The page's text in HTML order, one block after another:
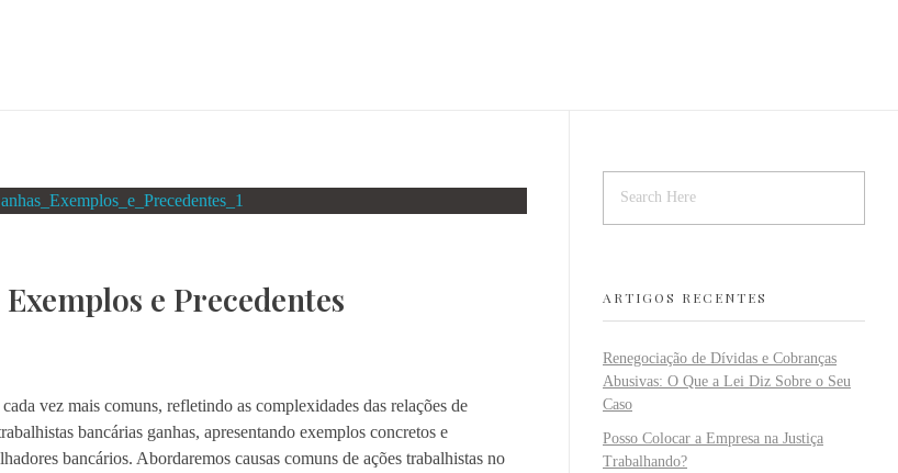
e Precedentes
vez mais comuns, refletindo as complexidades das relações de
bancárias ganhas, apresentando exemplos concretos e
bancários. Abordaremos causas comuns de ações trabalhistas no
ARTIGOS RECENTES
Renegociação de Dívidas e Cobranças
Abusivas: O Que a Lei Diz Sobre o Seu
Caso
Posso Colocar a Empresa na Justiça
Trabalhando?